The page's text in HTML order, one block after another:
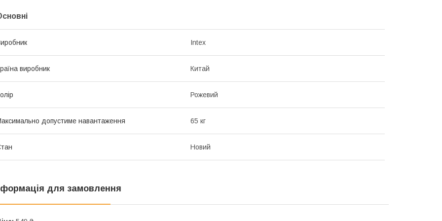
Intex
виробник Китай
Рожевий
допустиме навантаження 65 кг
Новий
для замовлення